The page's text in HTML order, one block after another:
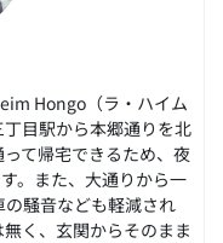
Hongo（ラ・ハイム
目駅から本郷通りを北
て帰宅できるため、夜
。また、大通りから一
騒音なども軽減され
く、玄関からそのまま